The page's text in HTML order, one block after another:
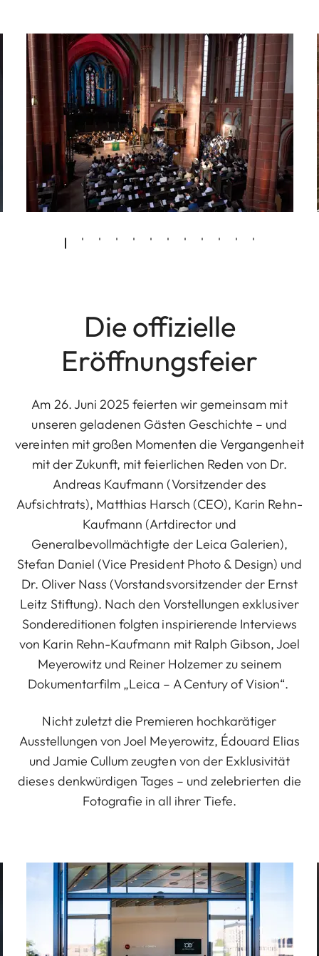
Die offizielle
Eröffnungsfeier
Am 26. Juni 2025 feierten wir gemeinsam mit
unseren geladenen Gästen Geschichte – und
vereinten mit großen Momenten die Vergangenheit
mit der Zukunft, mit feierlichen Reden von Dr.
Andreas Kaufmann (Vorsitzender des
Aufsichtrats), Matthias Harsch (CEO), Karin Rehn-
Kaufmann (Artdirector und
Generalbevollmächtigte der Leica Galerien),
Stefan Daniel (Vice President Photo & Design) und
Dr. Oliver Nass (Vorstandsvorsitzender der Ernst
Leitz Stiftung). Nach den Vorstellungen exklusiver
Sondereditionen folgten inspirierende Interviews
von Karin Rehn-Kaufmann mit Ralph Gibson, Joel
Meyerowitz und Reiner Holzemer zu seinem
Dokumentarfilm „Leica – A Century of Vision“.
Nicht zuletzt die Premieren hochkarätiger
Ausstellungen von Joel Meyerowitz, Édouard Elias
und Jamie Cullum zeugten von der Exklusivität
dieses denkwürdigen Tages – und zelebrierten die
Fotografie in all ihrer Tiefe.